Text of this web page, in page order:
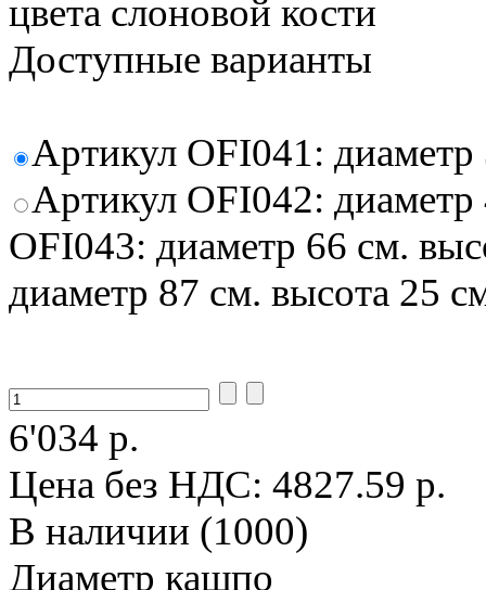
цвета слоновой кости
Доступные варианты
Артикул OFI041:
Артикул OFI042:
OFI043: диаметр 66 см.
диаметр 87 см. высота 25
6'034 р.
Цена без НДС: 4827.59 р.
В наличии (1000)
Диаметр кашпо